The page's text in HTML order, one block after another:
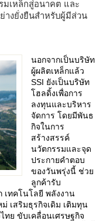
เหล็กสู่อนาคต และ
างยั่งยืนสำหรับผู้มีส่วน
นอกจากเป็นบริษัท
ผู้ผลิตเหล็กแล้ว
SSI ยังเป็นบริษัท
โฮลดิ้งเพื่อการ
ลงทุนและบริหาร
จัดการ โดยมีพันธ
กิจในการ
สร้างสรรค์
นวัตกรรมและจุด
ประกายคำตอบ
ของวันพรุ่งนี้ ช่วย
ลูกค้ารับ
เทคโนโลยี พลังงาน
เสริมธุรกิจเดิม เติมทุน
ย ขับเคลื่อนเศรษฐกิจ